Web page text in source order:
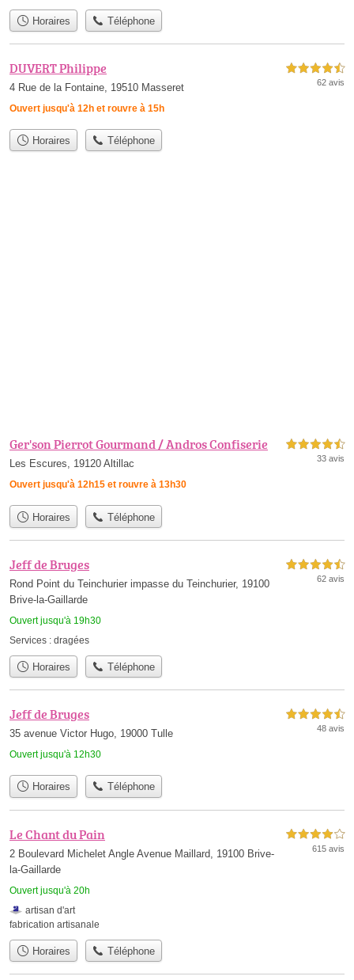
Horaires Téléphone
DUVERT Philippe
4 Rue de la Fontaine, 19510 Masseret
Ouvert jusqu'à 12h et rouvre à 15h
4,5 étoiles sur 5
62 avis
Horaires Téléphone
Ger'son Pierrot Gourmand / Andros Confiserie
Les Escures, 19120 Altillac
Ouvert jusqu'à 12h15 et rouvre à 13h30
4,5 étoiles sur 5
33 avis
Horaires Téléphone
Jeff de Bruges
Rond Point du Teinchurier impasse du Teinchurier, 19100
Brive-la-Gaillarde
Ouvert jusqu'à 19h30
4,5 étoiles sur 5
62 avis
Services : dragées
Horaires Téléphone
Jeff de Bruges
35 avenue Victor Hugo, 19000 Tulle
Ouvert jusqu'à 12h30
4,5 étoiles sur 5
48 avis
Horaires Téléphone
Le Chant du Pain
2 Boulevard Michelet Angle Avenue Maillard, 19100 Brive-
la-Gaillarde
Ouvert jusqu'à 20h
4,0 étoiles sur 5
615 avis
artisan d'art
fabrication artisanale
Horaires Téléphone